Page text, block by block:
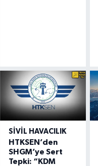
SIVIL HAVACILIK
HTKSEN’den
SHGM’ye Sert
Tepki: “KDM